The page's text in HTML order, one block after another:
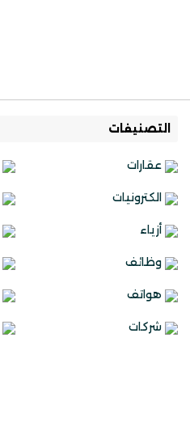
التصنيفات
عقارات
الكترونيات
أزياء
وظائف
هواتف
شركات